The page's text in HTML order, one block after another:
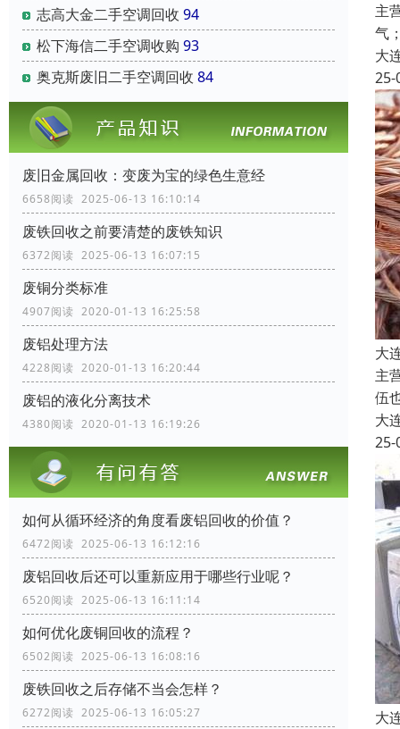
志高大金二手空调回收 94
松下海信二手空调收购 93
奥克斯废旧二手空调回收 84
废旧金属回收：变废为宝的绿色生意经
6658阅读 2025-06-13 16:10:14
废铁回收之前要清楚的废铁知识
6372阅读 2025-06-13 16:07:15
废铜分类标准
4907阅读 2020-01-13 16:25:58
废铝处理方法
4228阅读 2020-01-13 16:20:44
废铝的液化分离技术
4380阅读 2020-01-13 16:19:26
如何从循环经济的角度看废铝回收的价值？
6472阅读 2025-06-13 16:12:16
废铝回收后还可以重新应用于哪些行业呢？
6520阅读 2025-06-13 16:11:14
如何优化废铜回收的流程？
6502阅读 2025-06-13 16:08:16
废铁回收之后存储不当会怎样？
6272阅读 2025-06-13 16:05:27
主
气
大
25-
大
主
伍
大
25-
大